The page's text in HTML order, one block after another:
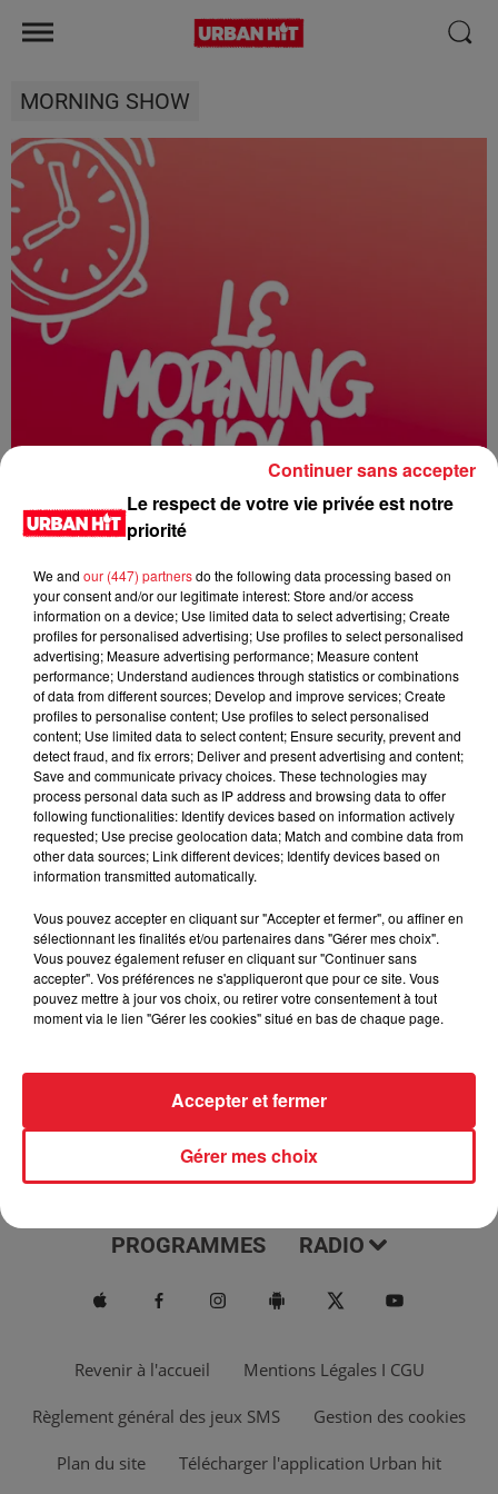
MORNING SHOW
0:00 1 min 43 sec
13 février 2025 - 1 min 43 sec
MORNING SHOW 07H05 du 13.02.2025
Le Morning Show
ACTUS MUSIQUES
PROGRAMMES RADIO
Revenir à l'accueil Mentions Légales I CGU
Règlement général des jeux SMS Gestion des cookies
Plan du site Télécharger l'application Urban hit
Le respect de votre vie privée est notre
priorité
We and our (447) partnersdo the following data processing based on
your consent and/or our legitimate interest: Store and/or access
information on a device; Use limited data to select advertising; Create
profiles for personalised advertising; Use profiles to select personalised
advertising; Measure advertising performance; Measure content
performance; Understand audiences through statistics or combinations
of data from different sources; Develop and improve services; Create
profiles to personalise content; Use profiles to select personalised
content; Use limited data to select content; Ensure security, prevent and
detect fraud, and fix errors; Deliver and present advertising and content;
Save and communicate privacy choices. These technologies may
process personal data such as IP address and browsing data to offer
following functionalities: Identify devices based on information actively
requested; Use precise geolocation data; Match and combine data from
other data sources; Link different devices; Identify devices based on
information transmitted automatically.
Vous pouvez accepter en cliquant sur "Accepter et fermer", ou affiner en
sélectionnant les finalités et/ou partenaires dans "Gérer mes choix".
Vous pouvez également refuser en cliquant sur "Continuer sans
accepter". Vos préférences ne s'appliqueront que pour ce site. Vous
pouvez mettre à jour vos choix, ou retirer votre consentement à tout
moment via le lien "Gérer les cookies" situé en bas de chaque page.
Gérer mes choix
Accepter et fermer
Continuer sans accepter